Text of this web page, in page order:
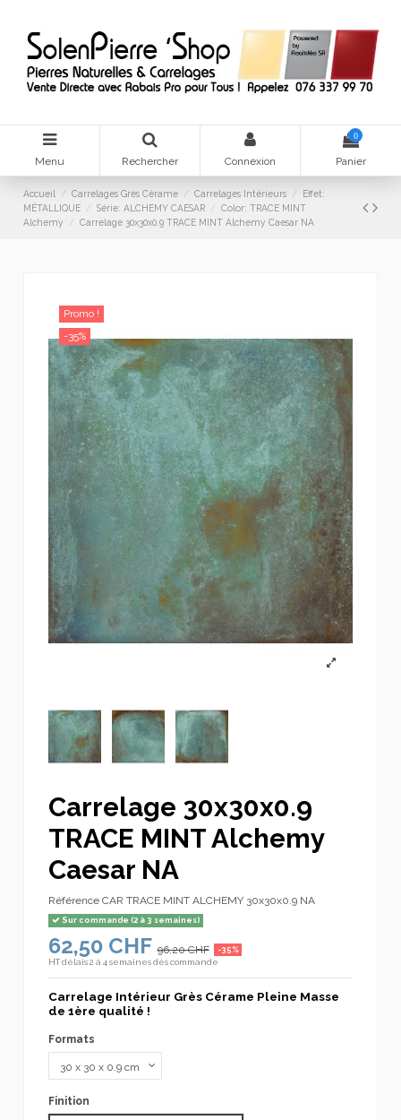
Menu Rechercher Connexion
0
Panier
Accueil Carrelages Grès Cérame Carrelages Intérieurs
Effet:
MÉTALLIQUE
Série: ALCHEMY CAESAR
Color: TRACE MINT
Alchemy
Carrelage 30x30x0.9 TRACE MINT Alchemy Caesar NA
Promo !
-35%
Carrelage 30x30x0.9
TRACE MINT Alchemy
Caesar NA
Référence CAR TRACE MINT ALCHEMY 30x30x0.9 NA
Sur commande (2 à 3 semaines)
62,50 CHF 96,20 CHF -35%
HTdélais 2 à 4 semaines dès commande
Carrelage Intérieur Grès Cérame Pleine Masse
de 1ère qualité !
Formats
Finition